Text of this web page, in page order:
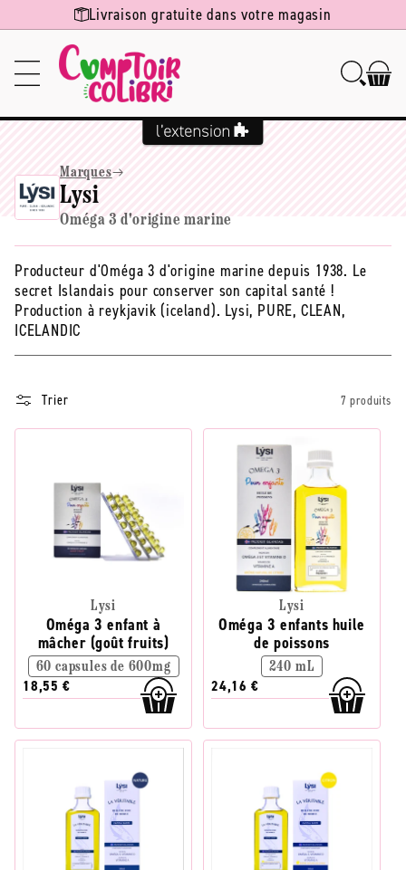
Ignorer et
passer au Livraison gratuite dans votre magasin
Marques
Lysi
Oméga 3 d'origine marine
Producteur d'Oméga 3 d'origine marine depuis 1938. Le
secret Islandais pour conserver son capital santé !
Production à reykjavik (iceland). Lysi, PURE, CLEAN,
ICELANDIC
Trier 7 produits
Lysi
Oméga 3 enfant à
mâcher (goût fruits)
60 capsules de 600mg
18,55 €
Lysi
Oméga 3 enfants huile
de poissons
240 mL
24,16 €